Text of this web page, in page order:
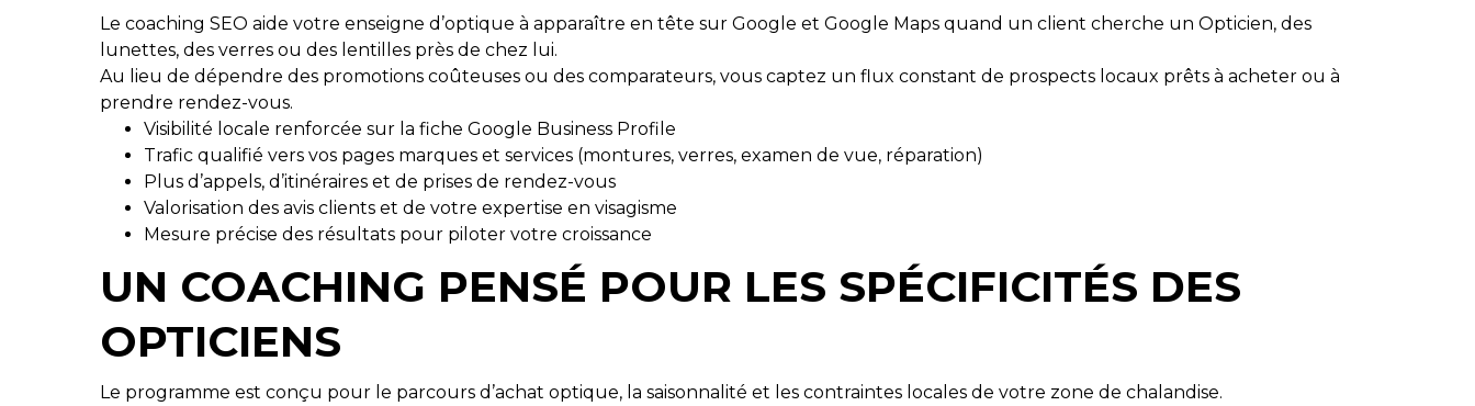
Le coaching SEO aide votre enseigne d’optique à apparaître en tête sur Google et Google Maps quand un client cherche un Opticien, des
lunettes, des verres ou des lentilles près de chez lui.
Au lieu de dépendre des promotions coûteuses ou des comparateurs, vous captez un flux constant de prospects locaux prêts à acheter ou à
prendre rendez-vous.
Visibilité locale renforcée sur la fiche Google Business Profile
Trafic qualifié vers vos pages marques et services (montures, verres, examen de vue, réparation)
Plus d’appels, d’itinéraires et de prises de rendez-vous
Valorisation des avis clients et de votre expertise en visagisme
Mesure précise des résultats pour piloter votre croissance
UN COACHING PENSÉ POUR LES SPÉCIFICITÉS DES
OPTICIENS
Le programme est conçu pour le parcours d’achat optique, la saisonnalité et les contraintes locales de votre zone de chalandise.